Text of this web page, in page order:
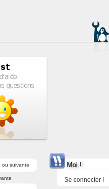
ou suivante Moi !
Se connecter !